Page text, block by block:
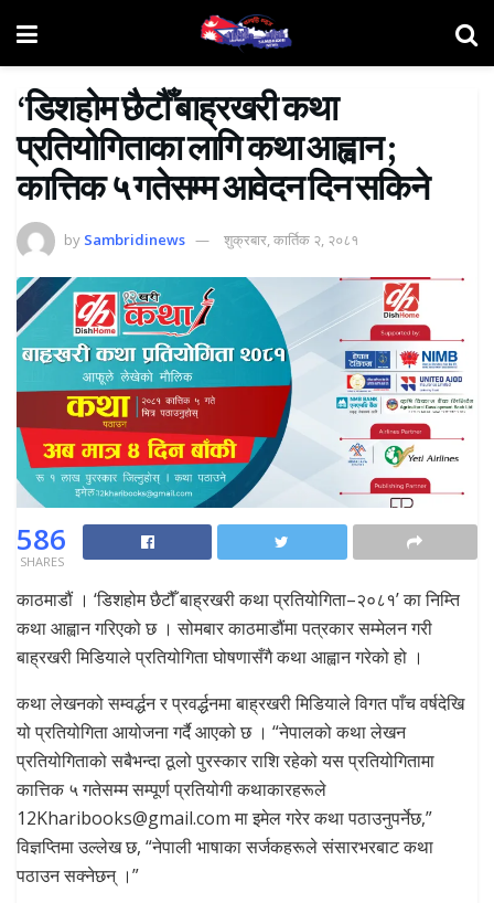
‘डिशहोम छैटौँ बाह्रखरी कथा
प्रतियोगिताका लागि कथा आह्वान ;
कात्तिक ५ गतेसम्म आवेदन दिन सकिने
by Sambridinews शुक्रबार, कार्तिक २, २०८१
586
SHARES
काठमाडौं । ‘डिशहोम छैटौँ बाह्रखरी कथा प्रतियोगिता–२०८१’ का निम्ति
कथा आह्वान गरिएको छ । सोमबार काठमाडौंमा पत्रकार सम्मेलन गरी
बाह्रखरी मिडियाले प्रतियोगिता घोषणासँगै कथा आह्वान गरेको हो ।
कथा लेखनको सम्वर्द्धन र प्रवर्द्धनमा बाह्रखरी मिडियाले विगत पाँच वर्षदेखि
यो प्रतियोगिता आयोजना गर्दै आएको छ । “नेपालको कथा लेखन
प्रतियोगिताको सबैभन्दा ठूलो पुरस्कार राशि रहेको यस प्रतियोगितामा
कात्तिक ५ गतेसम्म सम्पूर्ण प्रतियोगी कथाकारहरूले
12Kharibooks@gmail.com मा इमेल गरेर कथा पठाउनुपर्नेछ,”
विज्ञप्तिमा उल्लेख छ, “नेपाली भाषाका सर्जकहरूले संसारभरबाट कथा
पठाउन सक्नेछन् ।”